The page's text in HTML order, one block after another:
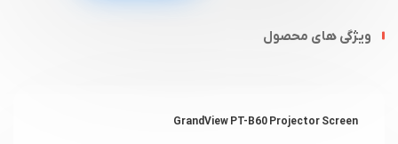
ویژگی های محصول
GrandView PT-B60 Projector Screen